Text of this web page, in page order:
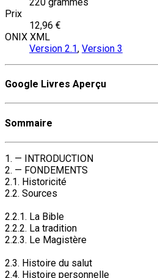
Prix
12,96 €
ONIX XML
Version 2.1, Version 3
Google Livres Aperçu
Sommaire
1. — INTRODUCTION
2. — FONDEMENTS
2.1. Historicité
2.2. Sources
2.2.1. La Bible
2.2.2. La tradition
2.2.3. Le Magistère
2.3. Histoire du salut
2.4. Histoire personnelle